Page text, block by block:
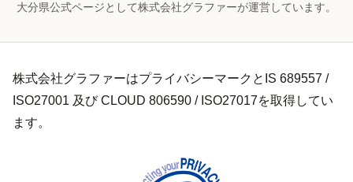
大分県公式ページとして株式会社グラファーが運営しています。
株式会社グラファーはプライバシーマークとIS 689557 /
ISO27001 及び CLOUD 806590 / ISO27017を取得してい
ます。